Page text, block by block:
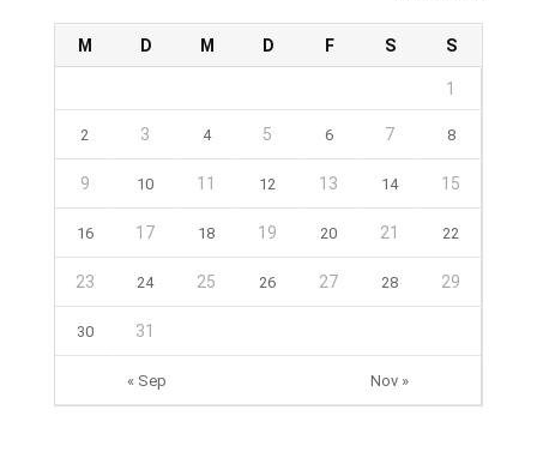
M D M D F S S
« Sep Nov »
1
2 3 4 5 6 7 8
9 10 11 12 13 14 15
16 17 18 19 20 21 22
23 24 25 26 27 28 29
30 31